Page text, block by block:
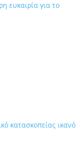
ευκαιρία για το
κατασκοπείας ικανό